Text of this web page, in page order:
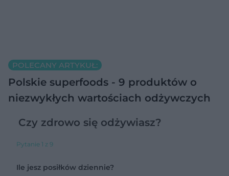
POLECANY ARTYKUŁ:
Polskie superfoods - 9 produktów o
niezwykłych wartościach odżywczych
Czy zdrowo się odżywiasz?
Pytanie 1 z 9
Ile jesz posiłków dziennie?